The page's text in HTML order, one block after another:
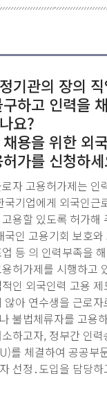
기관의 장의
하고 인력을
요?
용을 위한 외
가를 신청하
자 고용허가제는 인
국기업에게 외국인근
용할 있도록 허가해
국인 고용기회 보호
등 의 인력부족을
허가제를 시행하고
인 외국인력 고용 제
않아 연수생을 근로자
불법체류자를 고용
하고자, 정부간 인력
를 체결하여 공공부
선정․도입을 담당하